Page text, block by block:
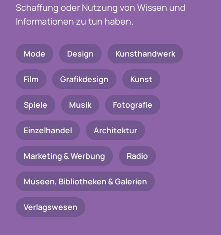
Schaffung oder Nutzung von Wissen und
Informationen zu tun haben.
Mode Design Kunsthandwerk
Film Grafikdesign Kunst
Spiele Musik Fotografie
Einzelhandel Architektur
Marketing & Werbung Radio
Museen, Bibliotheken & Galerien
Verlagswesen